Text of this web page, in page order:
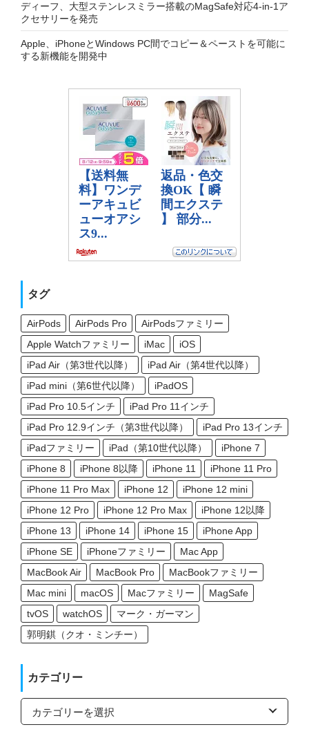
ディーフ、大型ステンレスミラー搭載のMagSafe対応4-in-1ア
クセサリーを発売
Apple、iPhoneとWindows PC間でコピー＆ペーストを可能に
する新機能を開発中
タグ
AirPods AirPods Pro
AirPodsファミリー
Apple Watchファミリー
iMac
iOS
iPad Air（第3世代以降）
iPad Air（第4世代以降）
iPad mini（第6世代以降）
iPadOS
iPad Pro 10.5インチ
iPad Pro 11インチ
iPad Pro 12.9インチ（第3世代以降）
iPad Pro 13インチ
iPadファミリー
iPad（第10世代以降）
iPhone 7
iPhone 8
iPhone 8以降 iPhone 11
iPhone 11 Pro
iPhone 11 Pro Max
iPhone 12
iPhone 12 mini
iPhone 12 Pro
iPhone 12 Pro Max
iPhone 12以降
iPhone 13
iPhone 14 iPhone 15
iPhone App
iPhone SE
iPhoneファミリー
Mac App
MacBook Air
MacBook Pro
MacBookファミリー
Mac mini
macOS Macファミリー
MagSafe
tvOS
watchOS
マーク・ガーマン
郭明錤（クオ・ミンチー）
カテゴリー
カ
ゴ